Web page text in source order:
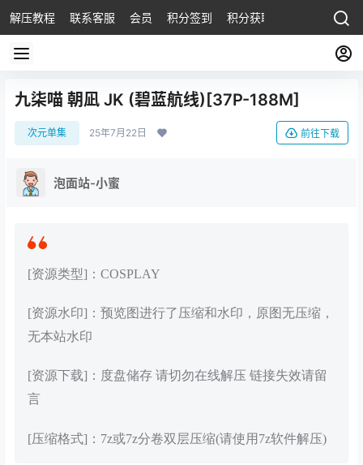
解压教程 联系客服 会员 积分签到 积分获取
九柒喵 朝凪 JK (碧蓝航线)[37P-188M]
次元单集 25年7月22日 前往下载
泡面站-小蜜
[资源类型]：COSPLAY
[资源水印]：预览图进行了压缩和水印，原图无压缩，
无本站水印
[资源下载]：度盘储存 请切勿在线解压 链接失效请留
言
[压缩格式]：7z或7z分卷双层压缩(请使用7z软件解压)